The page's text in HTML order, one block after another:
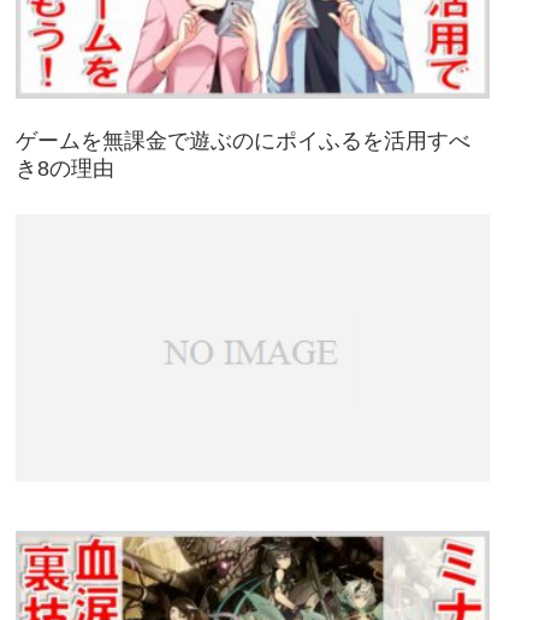
ゲームを無課金で遊ぶのにポイふるを活用すべ
き8の理由